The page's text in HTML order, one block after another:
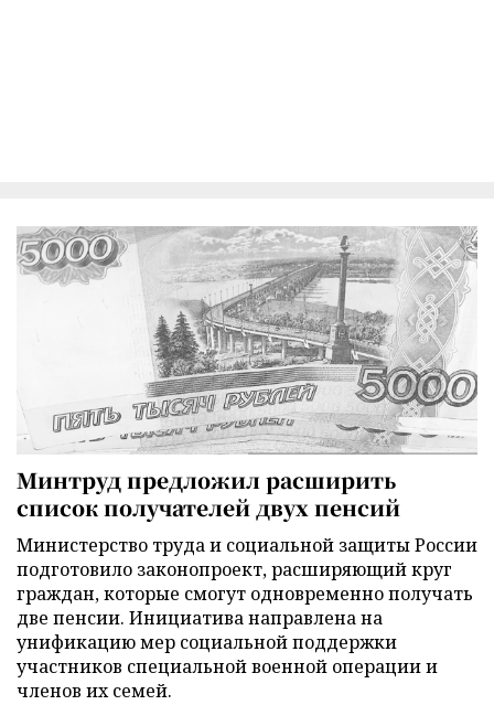
Минтруд предложил расширить
список получателей двух пенсий
Министерство труда и социальной защиты России
подготовило законопроект, расширяющий круг
граждан, которые смогут одновременно получать
две пенсии. Инициатива направлена на
унификацию мер социальной поддержки
участников специальной военной операции и
членов их семей.